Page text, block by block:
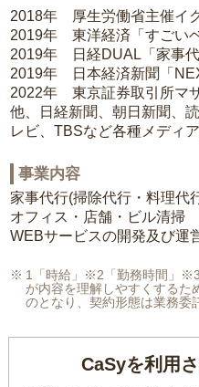
2018年 厚生労働省主催イ
2019年 東洋経済「すごい
2019年 日経DUAL「家事
2019年 日本経済新聞「
2022年 東京証券取引所マ
他、日経新聞、朝日新聞、
レビ、TBSなど各種メディ
事業内容
家事代行(掃除代行・料理代
オフィス・店舗・ビル清掃
WEBサービスの開発及び運
1「時給」※2「勤務時間」
が内容を理解しやすくするた
のとなり、契約形態は業務委
CaSyを利用